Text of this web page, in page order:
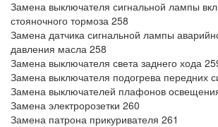
Замена выключателя сигнальной лампы
стояночного тормоза 258
Замена датчика сигнальной лампы
давления масла 258
Замена выключателя света заднего хода
Замена выключателя подогрева передних
Замена выключателей плафонов
Замена электророзетки 260
Замена патрона прикуривателя 261